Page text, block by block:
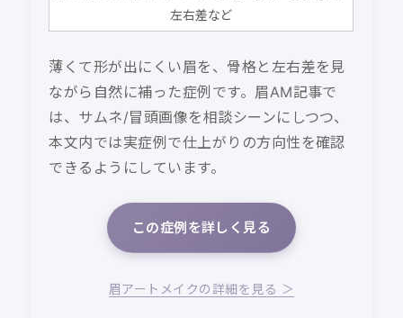
左右差など
薄くて形が出にくい眉を、骨格と左右差を見
ながら自然に補った症例です。眉AM記事で
は、サムネ/冒頭画像を相談シーンにしつつ、
本文内では実症例で仕上がりの方向性を確認
できるようにしています。
この症例を詳しく見る
眉アートメイクの詳細を見る ＞